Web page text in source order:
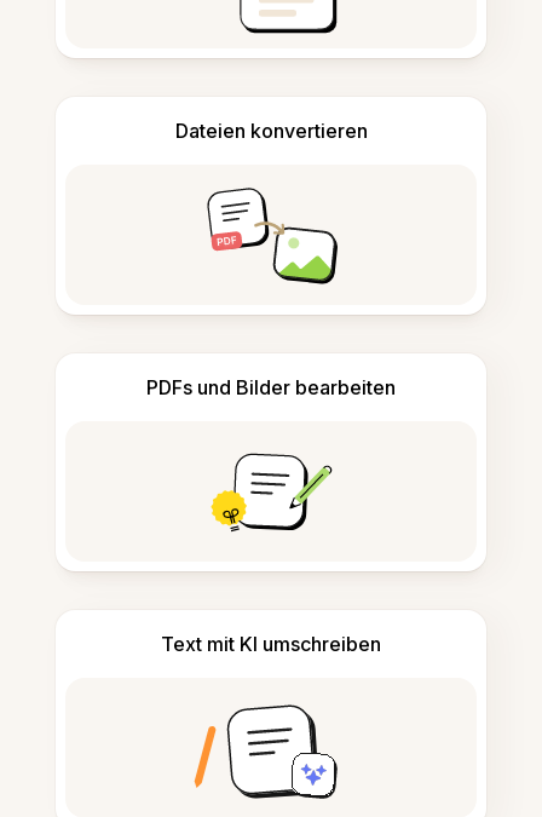
Dateien konvertieren
PDFs und Bilder bearbeiten
Text mit KI umschreiben